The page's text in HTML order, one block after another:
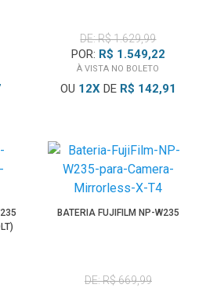
DE: R$ 1.629,99
POR: R$ 1.549,22
À VISTA NO BOLETO
OU 12XDE R$ 142,91
BATERIA FUJIFILM NP-W235
DE: R$ 669,99